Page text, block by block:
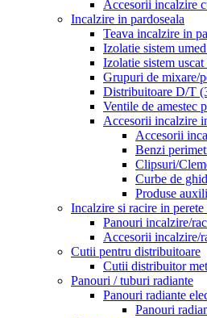
Accesorii incalzire
Incalzire in pardoseala
Teava incalzire in
Izolatie sistem umed
Izolatie sistem uscat
Grupuri de mixare/
Distribuitoare D/T
Ventile de amestec
Accesorii incalzire
Accesorii
Benzi
Clipsuri/
Curbe de
Produse
Incalzire si racire in perete
Panouri incalzire/
Accesorii incalzire/
Cutii pentru distribuitoare
Cutii distribuitor
Panouri / tuburi radiante
Panouri radiante
Panouri